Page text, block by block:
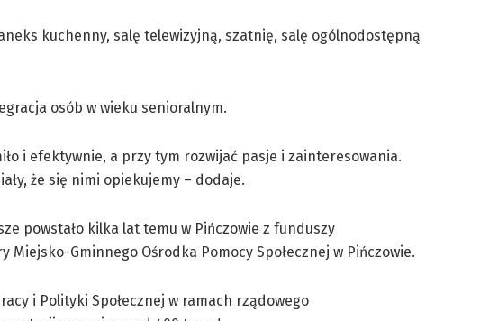
kuchenny, salę telewizyjną, szatnię, salę ogólnodostępną
osób w wieku senioralnym.
i efektywnie, a przy tym rozwijać pasje i zainteresowania.
że się nimi opiekujemy – dodaje.
powstało kilka lat temu w Pińczowie z funduszy
Gminnego Ośrodka Pomocy Społecznej w Pińczowie.
i Polityki Społecznej w ramach rządowego